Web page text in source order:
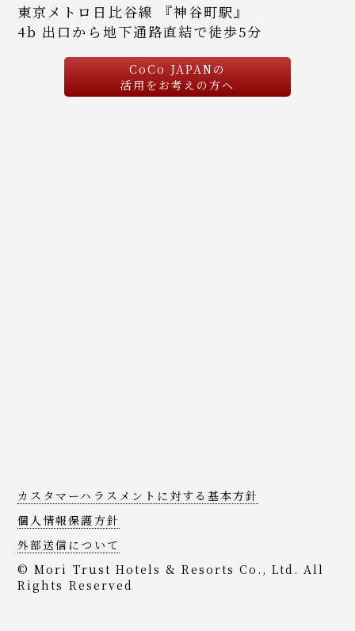
東京メトロ日比谷線 『神谷町駅』
4b 出口から地下通路直結で徒歩5分
CoCo JAPANの
活用をお考えの方へ
カスタマーハラスメントに対する基本方針
個人情報保護方針
外部送信について
© Mori Trust Hotels & Resorts Co., Ltd. All
Rights Reserved